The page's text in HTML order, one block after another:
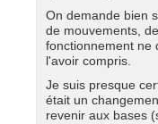
On demande bien
de mouvements,
fonctionnement ne
l'avoir compris.
Je suis presque
était un
revenir aux bases